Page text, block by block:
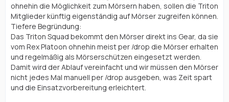
ohnehin die Möglichkeit zum Mörsern haben, sollen die Triton
Mitglieder künftig eigenständig auf Mörser zugreifen können.
Tiefere Begründung:
Das Triton Squad bekommt den Mörser direkt ins Gear, da sie
vom Rex Platoon ohnehin meist per /drop die Mörser erhalten
und regelmäßig als Mörserschützen eingesetzt werden.
Damit wird der Ablauf vereinfacht und wir müssen den Mörser
nicht jedes Mal manuell per /drop ausgeben, was Zeit spart
und die Einsatzvorbereitung erleichtert.